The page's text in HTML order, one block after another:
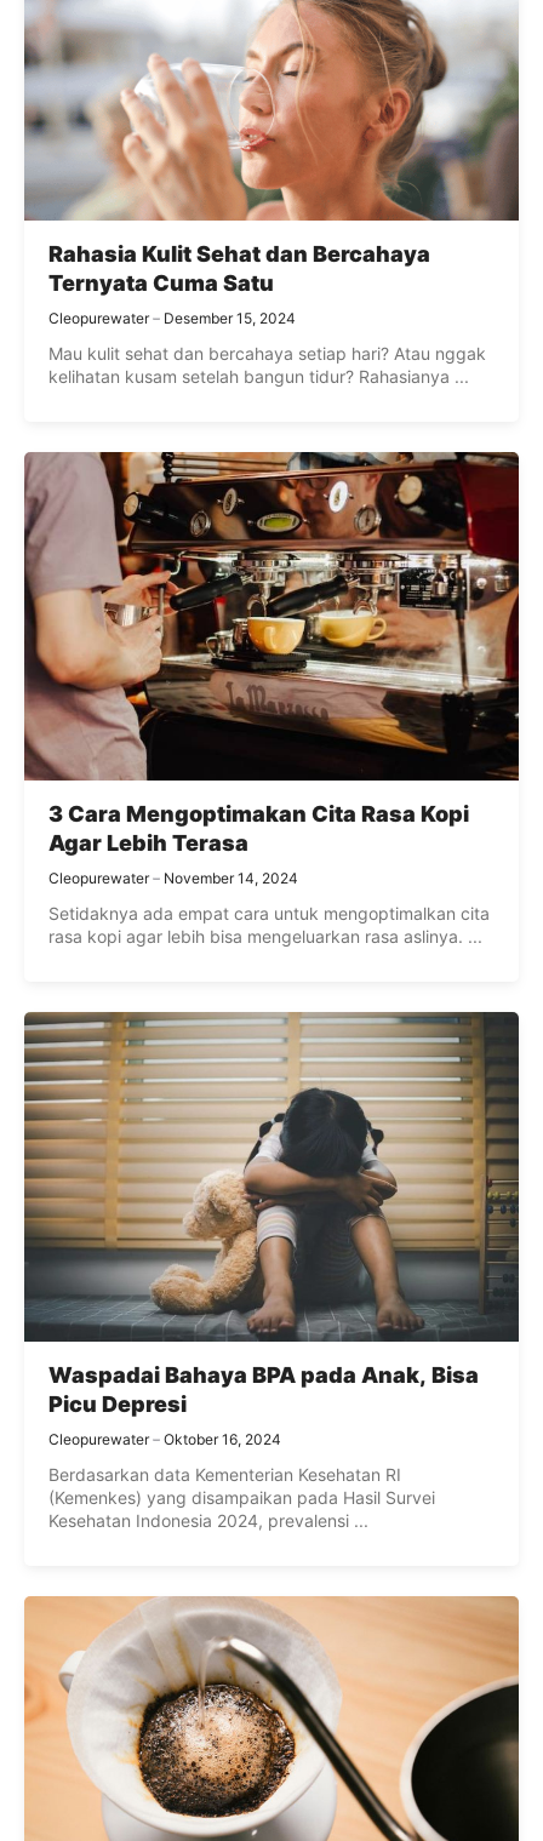
Rahasia Kulit Sehat dan Bercahaya
Ternyata Cuma Satu
Cleopurewater Desember 15, 2024
Mau kulit sehat dan bercahaya setiap hari? Atau nggak
kelihatan kusam setelah bangun tidur? Rahasianya ...
3 Cara Mengoptimakan Cita Rasa Kopi
Agar Lebih Terasa
Cleopurewater November 14, 2024
Setidaknya ada empat cara untuk mengoptimalkan cita
rasa kopi agar lebih bisa mengeluarkan rasa aslinya. ...
Waspadai Bahaya BPA pada Anak, Bisa
Picu Depresi
Cleopurewater Oktober 16, 2024
Berdasarkan data Kementerian Kesehatan RI
(Kemenkes) yang disampaikan pada Hasil Survei
Kesehatan Indonesia 2024, prevalensi ...